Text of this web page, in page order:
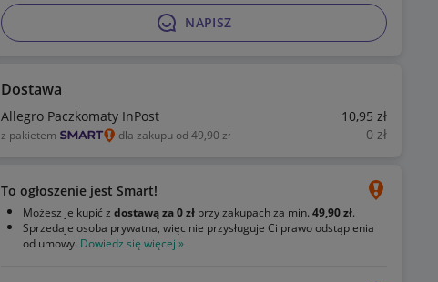
NAPISZ
Dostawa
Allegro Paczkomaty InPost 10,95 zł
z pakietem dla zakupu od 49,90 zł 0 zł
To ogłoszenie jest Smart!
Możesz je kupić z dostawą za 0 zł przy zakupach za min. 49,90 zł.
Sprzedaje osoba prywatna, więc nie przysługuje Ci prawo odstąpienia
od umowy. Dowiedz się więcej »